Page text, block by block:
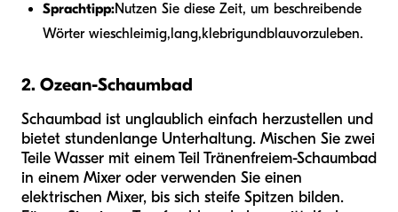
Sprachtipp:Nutzen Sie diese Zeit, um beschreibende
Wörter wieschleimig, lang,klebrigund blauvorzuleben.
2. Ozean-Schaumbad
Schaumbad ist unglaublich einfach herzustellen und
bietet stundenlange Unterhaltung. Mischen Sie zwei
Teile Wasser mit einem Teil Tränenfreiem-Schaumbad
in einem Mixer oder verwenden Sie einen
elektrischen Mixer, bis sich steife Spitzen bilden.